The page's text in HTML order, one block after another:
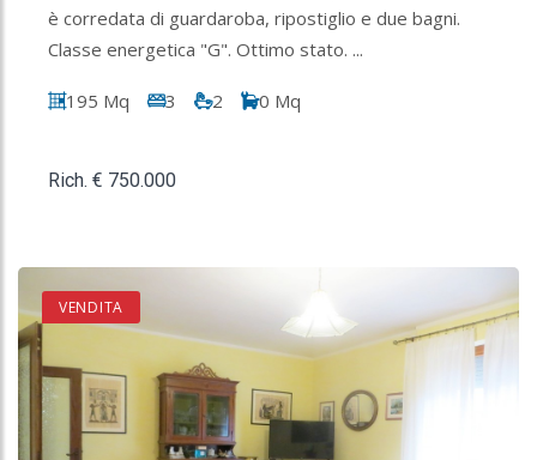
è corredata di guardaroba, ripostiglio e due bagni.
Classe energetica "G". Ottimo stato. ...
195 Mq 3 2 0 Mq
Rich. € 750.000
VENDITA